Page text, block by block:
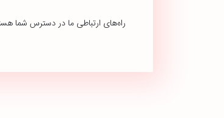
راه‌های ارتباطی ما در دسترس شما